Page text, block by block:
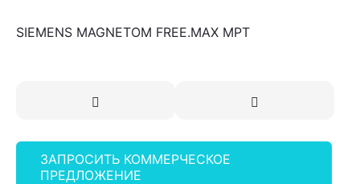
SIEMENS MAGNETOM FREE.MAX МРТ
ЗАПРОСИТЬ КОММЕРЧЕСКОЕ
ПРЕДЛОЖЕНИЕ